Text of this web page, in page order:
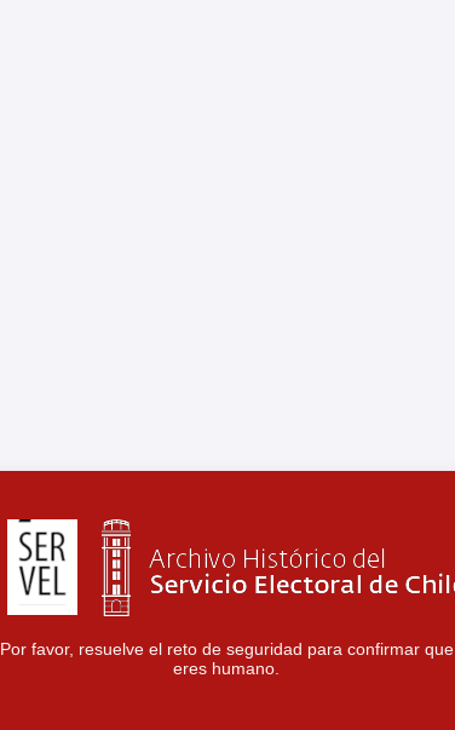
Por favor, resuelve el reto de seguridad para confirmar que
eres humano.